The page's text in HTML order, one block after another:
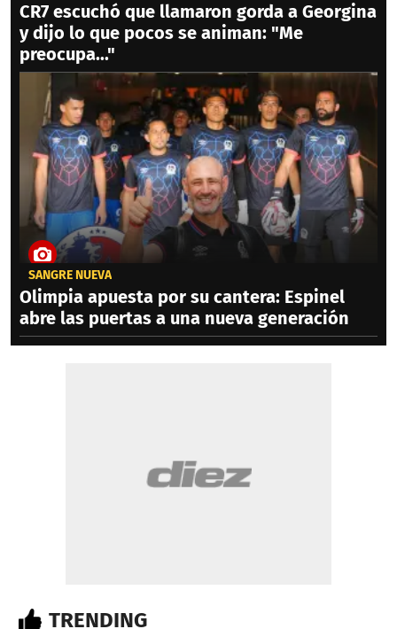
CR7 escuchó que llamaron gorda a Georgina
y dijo lo que pocos se animan: "Me
preocupa..."
SANGRE NUEVA
Olimpia apuesta por su cantera: Espinel
abre las puertas a una nueva generación
TRENDING